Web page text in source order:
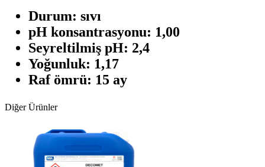
Durum: sıvı
pH konsantrasyonu: 1,00
Seyreltilmiş pH: 2,4
Yoğunluk: 1,17
Raf ömrü: 15 ay
Diğer Ürünler